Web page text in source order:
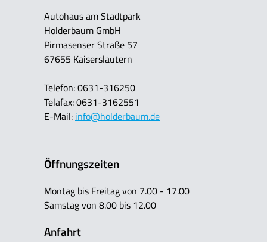
Autohaus am Stadtpark
Holderbaum GmbH
Pirmasenser Straße 57
67655 Kaiserslautern
Telefon: 0631-316250
Telafax: 0631-3162551
E-Mail: info@holderbaum.de
Öffnungszeiten
Montag bis Freitag von 7.00 - 17.00
Samstag von 8.00 bis 12.00
Anfahrt